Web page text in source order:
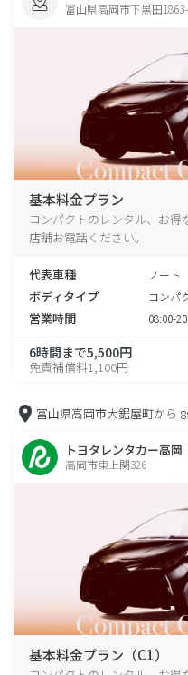
富山県高岡市下黒田
基本料金プラン
コンパクトのレンタル、お
店舗お電話ください。
代表車種 ノート
ボディタイプ コンパ
営業時間 08:00-
6時間まで5,500円
免責補償料1,100円
富山県高岡市大鋸屋町から
トヨタレンタカー高岡
高岡市東上関326
基本料金プラン（C1）